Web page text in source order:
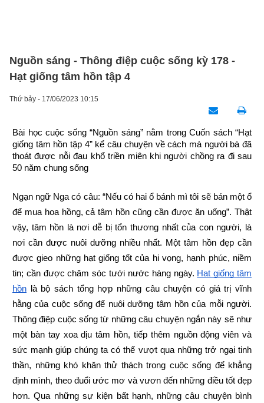
Nguồn sáng - Thông điệp cuộc sống kỳ 178 -
Hạt giống tâm hồn tập 4
Thứ bảy - 17/06/2023 10:15
Bài học cuộc sống “Nguồn sáng” nằm trong Cuốn sách “Hạt
giống tâm hồn tập 4” kể câu chuyện về cách mà người bà đã
thoát được nỗi đau khổ triền miên khi người chồng ra đi sau
50 năm chung sống
Ngạn ngữ Nga có câu: “Nếu có hai ổ bánh mì tôi sẽ bán một ổ
để mua hoa hồng, cả tâm hồn cũng cần được ăn uống”. Thật
vậy, tâm hồn là nơi dễ bị tổn thương nhất của con người, là
nơi cần được nuôi dưỡng nhiều nhất. Một tâm hồn đẹp cần
được gieo những hạt giống tốt của hi vọng, hạnh phúc, niềm
tin; cần được chăm sóc tưới nước hàng ngày. Hạt giống tâm
hồn là bộ sách tổng hợp những câu chuyện có giá trị vĩnh
hằng của cuộc sống để nuôi dưỡng tâm hồn của mỗi người.
Thông điệp cuộc sống từ những câu chuyện ngắn này sẽ như
một bàn tay xoa dịu tâm hồn, tiếp thêm nguồn động viên và
sức mạnh giúp chúng ta có thể vượt qua những trở ngại tinh
thần, những khó khăn thử thách trong cuộc sống để khẳng
định mình, theo đuổi ước mơ và vươn đến những điều tốt đẹp
hơn. Qua những sự kiện bất hạnh, những câu chuyện bình